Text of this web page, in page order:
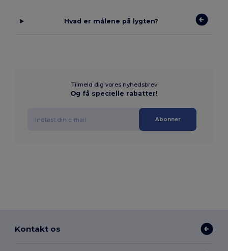
Hvad er målene på lygten?
Tilmeld dig vores nyhedsbrev
Og få specielle rabatter!
Abonner
Kontakt os